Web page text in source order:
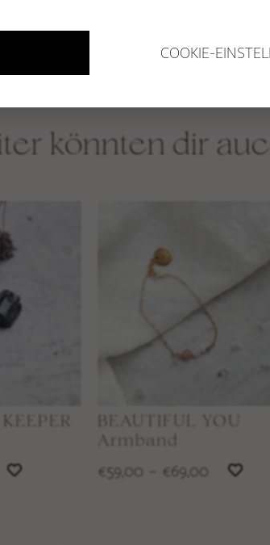
könnten dir
BEAUTIFUL YOU
Armband
€ 59,00 € 69,00
COOKIE-